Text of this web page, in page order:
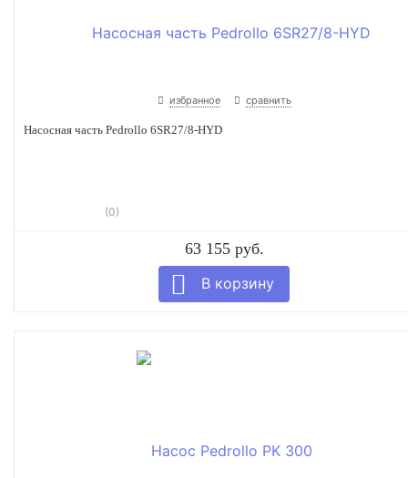
избранное сравнить
Насосная часть Pedrollo 6SR27/8-HYD
(0)
63 155 руб.